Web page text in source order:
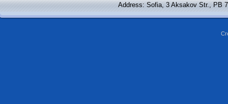
Address: Sofia, 3 Aksakov Str., PB